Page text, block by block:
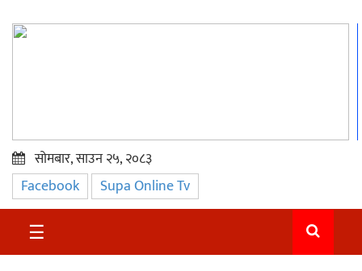
प्रमुख
समाचार
सुदुर
सोमबार, साउन २५, २०८३
Facebook Supa Online Tv
☰